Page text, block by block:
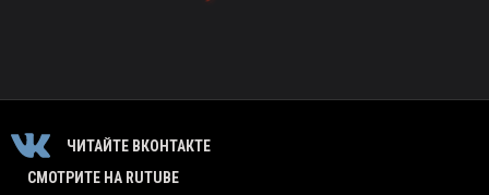
ЧИТАЙТЕ ВКОНТАКТЕ
СМОТРИТЕ НА RUTUBE